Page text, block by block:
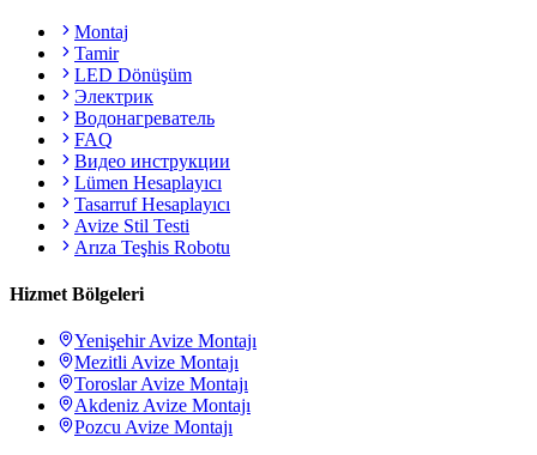
Montaj
Tamir
LED Dönüşüm
Электрик
Водонагреватель
FAQ
Видео инструкции
Lümen Hesaplayıcı
Tasarruf Hesaplayıcı
Avize Stil Testi
Arıza Teşhis Robotu
Hizmet Bölgeleri
YenişehirAvize Montajı
Mezitli Avize Montajı
ToroslarAvize Montajı
Akdeniz Avize Montajı
Pozcu Avize Montajı